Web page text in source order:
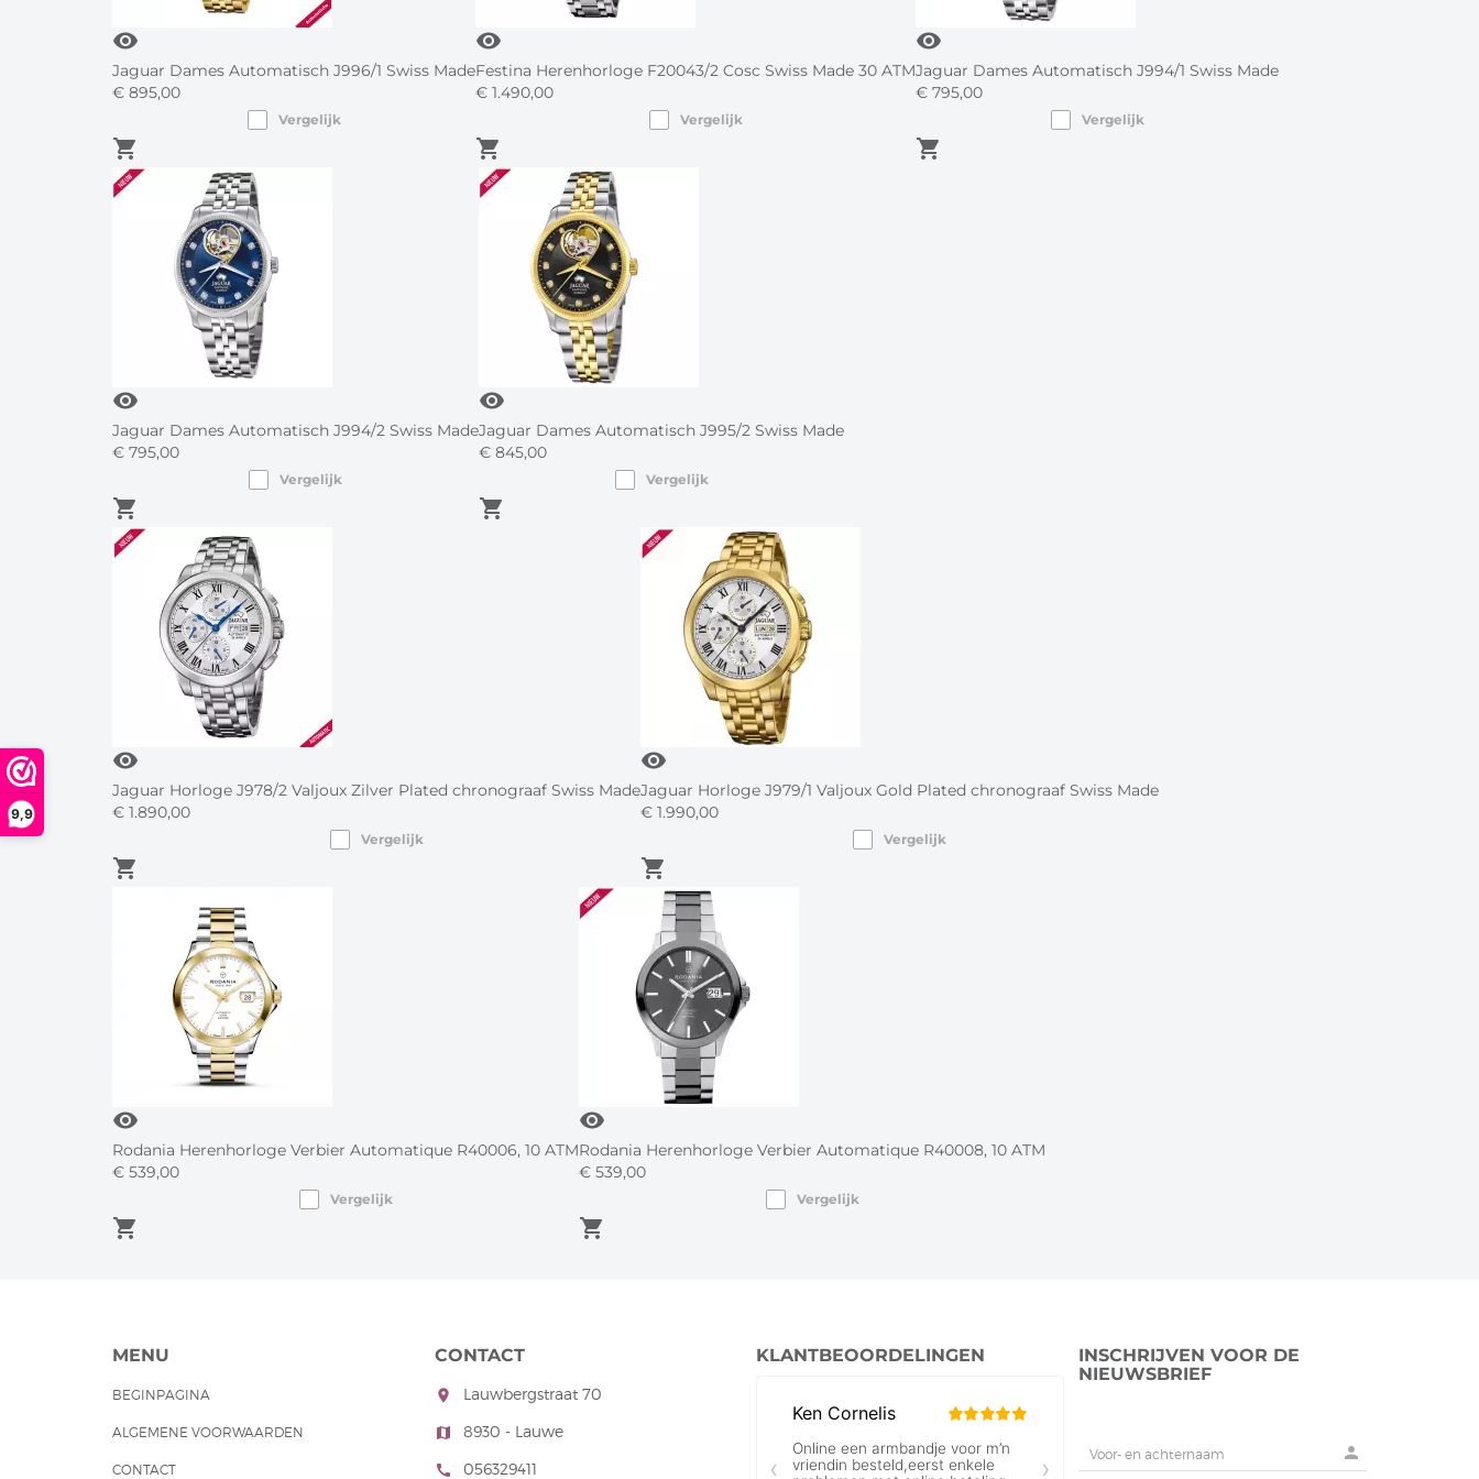
9,9
visibility
Jaguar Dames Automatisch J996/1 Swiss Made
€ 895,00
Vergelijk
shopping_cart
visibility
Festina Herenhorloge F20043/2 Cosc Swiss Made 30 ATM
€ 1.490,00
Vergelijk
shopping_cart
visibility
Jaguar Dames Automatisch J994/1 Swiss Made
€ 795,00
Vergelijk
shopping_cart
visibility
Jaguar Dames Automatisch J994/2 Swiss Made
€ 795,00
Vergelijk
shopping_cart
visibility
Jaguar Dames Automatisch J995/2 Swiss Made
€ 845,00
Vergelijk
shopping_cart
visibility
Jaguar Horloge J978/2 Valjoux Zilver Plated chronograaf Swiss Made
€ 1.890,00
Vergelijk
shopping_cart
visibility
Jaguar Horloge J979/1 Valjoux Gold Plated chronograaf Swiss Made
€ 1.990,00
Vergelijk
shopping_cart
visibility
Rodania Herenhorloge Verbier Automatique R40006, 10 ATM
€ 539,00
Vergelijk
shopping_cart
visibility
Rodania Herenhorloge Verbier Automatique R40008, 10 ATM
€ 539,00
Vergelijk
shopping_cart
MENU
BEGINPAGINA
ALGEMENE VOORWAARDEN
CONTACT
CONTACT
room Lauwbergstraat 70
map 8930 - Lauwe
call 056329411
KLANTBEOORDELINGEN
INSCHRIJVEN VOOR DE
NIEUWSBRIEF
person